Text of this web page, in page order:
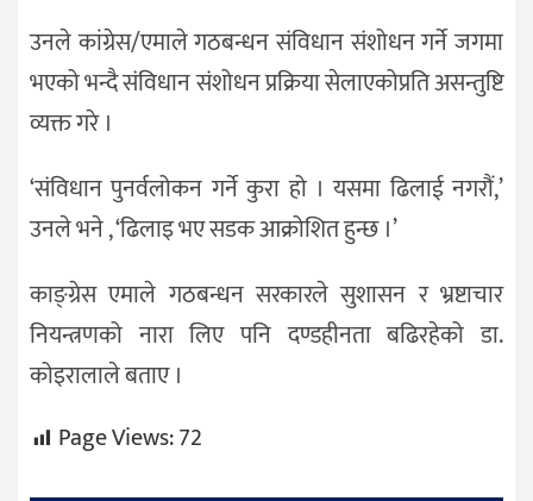
उनले कांग्रेस/एमाले गठबन्धन संविधान संशोधन गर्ने जगमा
भएको भन्दै संविधान संशोधन प्रक्रिया सेलाएकोप्रति असन्तुष्टि
व्यक्त गरे ।
‘संविधान पुनर्वलोकन गर्ने कुरा हो । यसमा ढिलाई नगरौं,’
उनले भने , ‘ढिलाइ भए सडक आक्रोशित हुन्छ ।’
काङ्ग्रेस एमाले गठबन्धन सरकारले सुशासन र भ्रष्टाचार
नियन्त्रणको नारा लिए पनि दण्डहीनता बढिरहेको डा.
कोइरालाले बताए ।
Page Views:72